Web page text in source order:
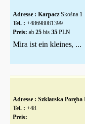
Adresse : KarpaczSkośna 1
Tel. : +48698081399
Preis: ab 25bis 35PLN
Mira ist ein kleines, ...
Adresse : Szklarska Poręba
Tel. : +48.
Preis: